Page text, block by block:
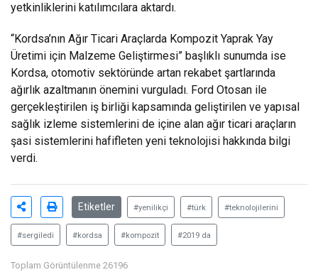
yetkinliklerini katılımcılara aktardı.
“Kordsa’nın Ağır Ticari Araçlarda Kompozit Yaprak Yay
Üretimi için Malzeme Geliştirmesi” başlıklı sunumda ise
Kordsa, otomotiv sektöründe artan rekabet şartlarında
ağırlık azaltmanın önemini vurguladı. Ford Otosan ile
gerçekleştirilen iş birliği kapsamında geliştirilen ve yapısal
sağlık izleme sistemlerini de içine alan ağır ticari araçların
şasi sistemlerini hafifleten yeni teknolojisi hakkında bilgi
verdi.
Etiketler #yenilikçi #türk #teknolojilerini
#sergiledi #kordsa #kompozit #2019 da
Toplam Görüntülenme 26196